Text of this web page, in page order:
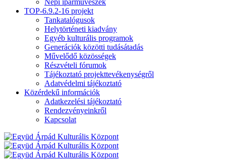
Népi iparművészek
TOP-6.9.2-16 projekt
Tankatalógusok
Helytörténeti kiadvány
Egyéb kulturális programok
Generációk közötti tudásátadás
Művelődő közösségek
Részvételi fórumok
Tájékoztató projekttevékenységről
Adatvédelmi tájékoztató
Közérdekű információk
Adatkezelési tájékoztató
Rendezvényeinkről
Kapcsolat